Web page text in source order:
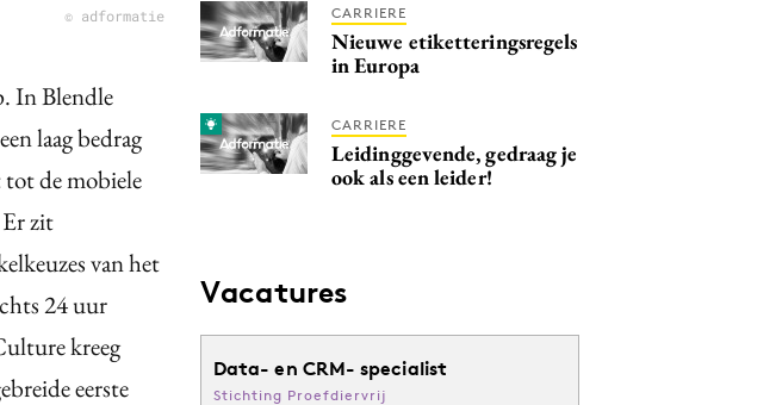
© adformatie
In Blendle
laag bedrag
tot de mobiele
Er zit
van het
24 uur
kreeg
eerste
CARRIERE
Nieuwe etiketteringsregels
in Europa
CARRIERE
Leidinggevende, gedraag je
ook als een leider!
Vacatures
Data- en CRM- specialist
Stichting Proefdiervrij